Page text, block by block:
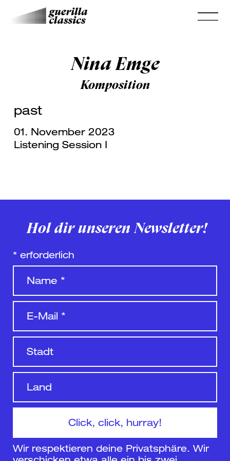
Nina Emge
Komposition
past
01. November 2023
Listening Session I
Hol dir unseren Newsletter!
* erforderlich
Wir respektieren deine Privatsphäre. Wir